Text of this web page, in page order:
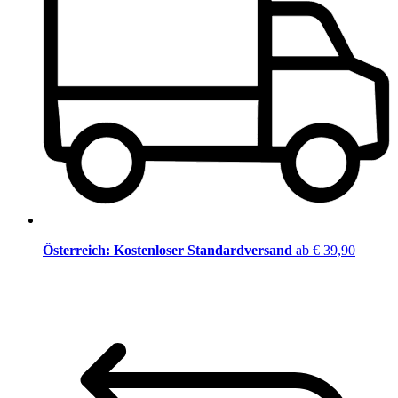
Österreich: Kostenloser Standardversand ab € 39,90